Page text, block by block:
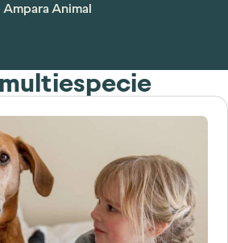
Ampara Animal